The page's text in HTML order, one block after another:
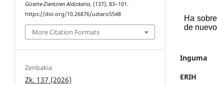
Gizarte-Zientzien Aldizkaria, (137), 83–101.
https://doi.org/10.26876/uztaro5548
More Citation Formats
Zenbakia
Zk. 137 (2026)
Inguma
ERIH